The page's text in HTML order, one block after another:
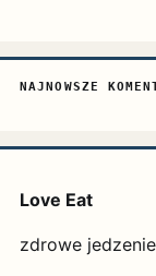
NAJNOWSZE
Love Eat
zdrowe